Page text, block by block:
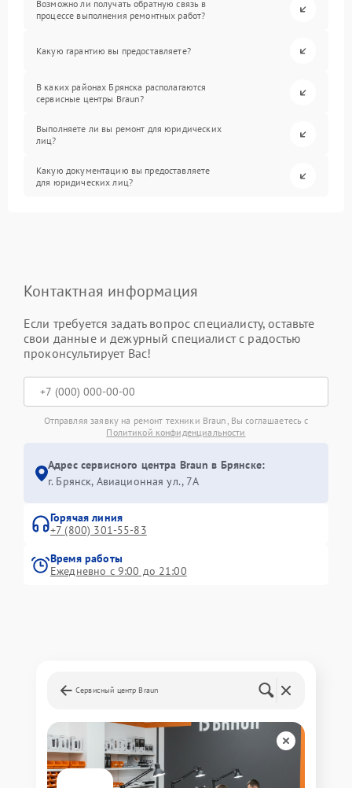
Возможно ли получать обратную связь в
процессе выполнения ремонтных работ?
Какую гарантию вы предоставляете?
В каких районах Брянска располагаются
сервисные центры Braun?
Выполняете ли вы ремонт для юридических
лиц?
Какую документацию вы предоставляете
для юридических лиц?
Контактная информация
Если требуется задать вопрос специалисту, оставьте
свои данные и дежурный специалист с радостью
проконсультирует Вас!
Отправляя заявку на ремонт техники Braun, Вы соглашаетесь с
Политикой конфиденциальности
Адрес сервисного центра Braun в Брянске:
г. Брянск, Авиационная ул., 7А
Горячая линия
+7 (800) 301-55-83
Время работы
Ежедневно с 9:00 до 21:00
Сервисный центр Braun